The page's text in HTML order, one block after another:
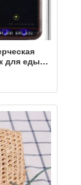
для еды
стали
и